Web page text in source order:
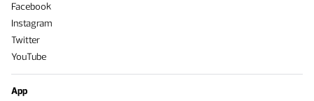
Facebook
Instagram
Twitter
YouTube
App